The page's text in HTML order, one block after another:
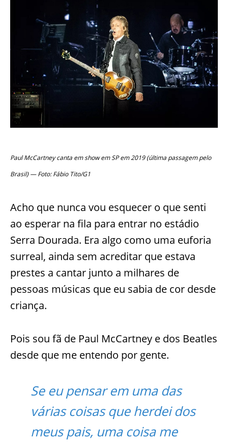
Paul McCartney canta em show em SP em 2019 (última passagem pelo
Brasil) — Foto: Fábio Tito/G1
Acho que nunca vou esquecer o que senti
ao esperar na fila para entrar no estádio
Serra Dourada. Era algo como uma euforia
surreal, ainda sem acreditar que estava
prestes a cantar junto a milhares de
pessoas músicas que eu sabia de cor desde
criança.
Pois sou fã de Paul McCartney e dos Beatles
desde que me entendo por gente.
Se eu pensar em uma das
várias coisas que herdei dos
meus pais, uma coisa me